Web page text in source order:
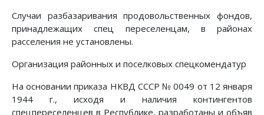
Случаи разбазаривания продовольственных фондов,
принадлежащих спец переселенцам, в районах
расселения не установлены.
Организация районных и поселковых спецкомендатур
На основании приказа НКВД СССР № 0049 от 12 января
1944 г., исходя и наличия контингентов
спецпереселенцев в Республике, разработаны и объяв